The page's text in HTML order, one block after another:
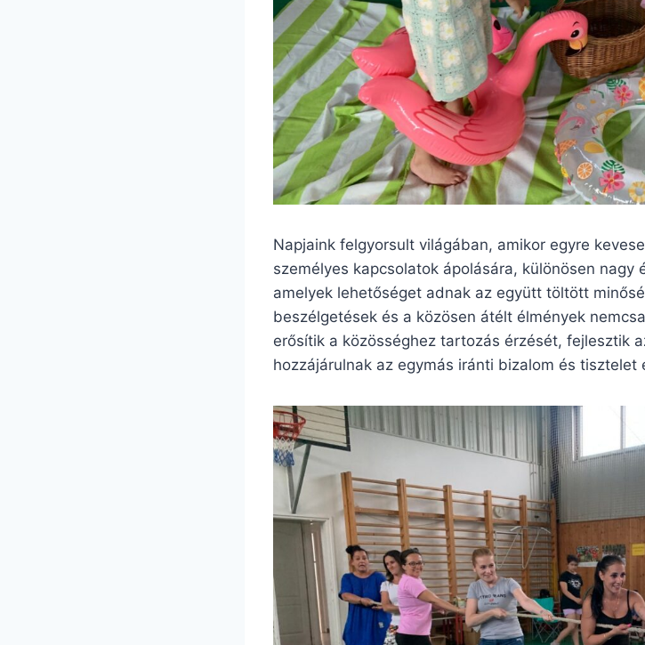
Napjaink felgyorsult világában, amikor egyre
személyes kapcsolatok ápolására, különösen nagy
amelyek lehetőséget adnak az együtt töltött
beszélgetések és a közösen átélt élmények
erősítik a közösséghez tartozás érzését, fejlesztik
hozzájárulnak az egymás iránti bizalom és tisztelet